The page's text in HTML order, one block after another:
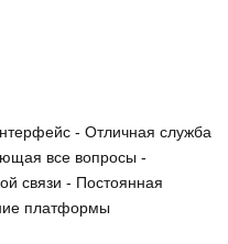
- Отличная служба
все вопросы -
связи - Постоянная
платформы